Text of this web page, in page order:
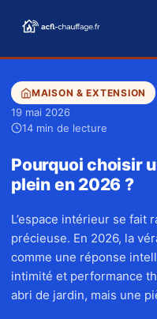
MAISON & EXTENSION
19 mai 2026
14 min de lecture
Pourquoi choisir
plein en 2026 ?
L’espace intérieur se fait
précieuse. En 2026, la
comme une réponse
intimité et performance
abri de jardin, mais une